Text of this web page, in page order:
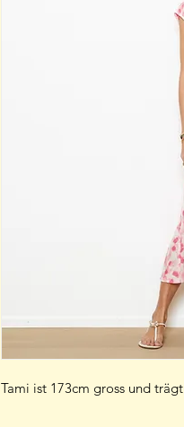
Tami ist 173cm gross und